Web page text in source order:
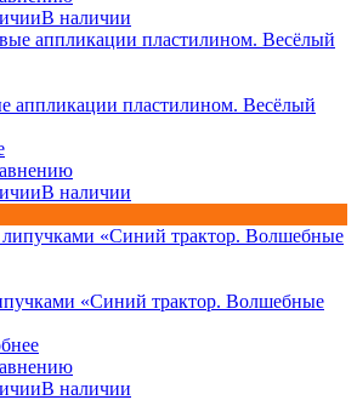
В наличии
аппликации пластилином. Весёлый
В наличии
«Синий трактор. Волшебные
В наличии